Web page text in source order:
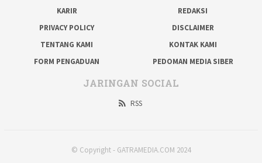
KARIR
REDAKSI
PRIVACY POLICY
DISCLAIMER
TENTANG KAMI
KONTAK KAMI
FORM PENGADUAN
PEDOMAN MEDIA SIBER
JARINGAN SOCIAL
RSS
© Copyright - GATRAMEDIA.COM 2024